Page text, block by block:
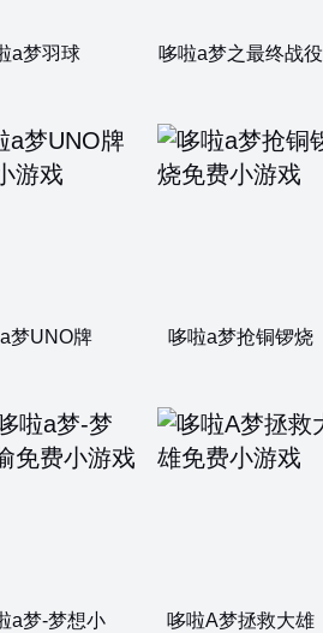
a梦羽球 哆啦a梦之最终战役
梦UNO牌 哆啦a梦抢铜锣烧
a梦-梦想小
哆啦A梦拯救大雄